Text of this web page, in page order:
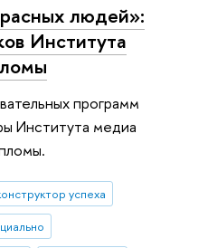
людей»:
Института
программ
Института медиа
успеха